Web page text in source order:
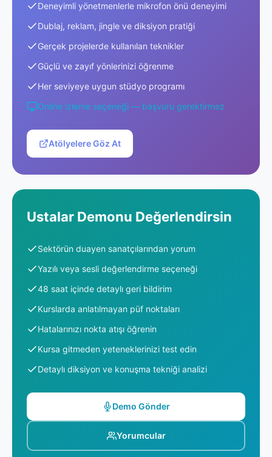
Deneyimli yönetmenlerle mikrofon önü deneyimi
Dublaj, reklam, jingle ve diksiyon pratiği
Gerçek projelerde kullanılan teknikler
Güçlü ve zayıf yönlerinizi öğrenme
Her seviyeye uygun stüdyo programı
Online izleme seçeneği — başvuru gerektirmez
Atölyelere Göz At
Ustalar Demonu Değerlendirsin
Sektörün duayen sanatçılarından yorum
Yazılı veya sesli değerlendirme seçeneği
48 saat içinde detaylı geri bildirim
Kurslarda anlatılmayan püf noktaları
Hatalarınızı nokta atışı öğrenin
Kursa gitmeden yeteneklerinizi test edin
Detaylı diksiyon ve konuşma tekniği analizi
Demo Gönder
Yorumcular